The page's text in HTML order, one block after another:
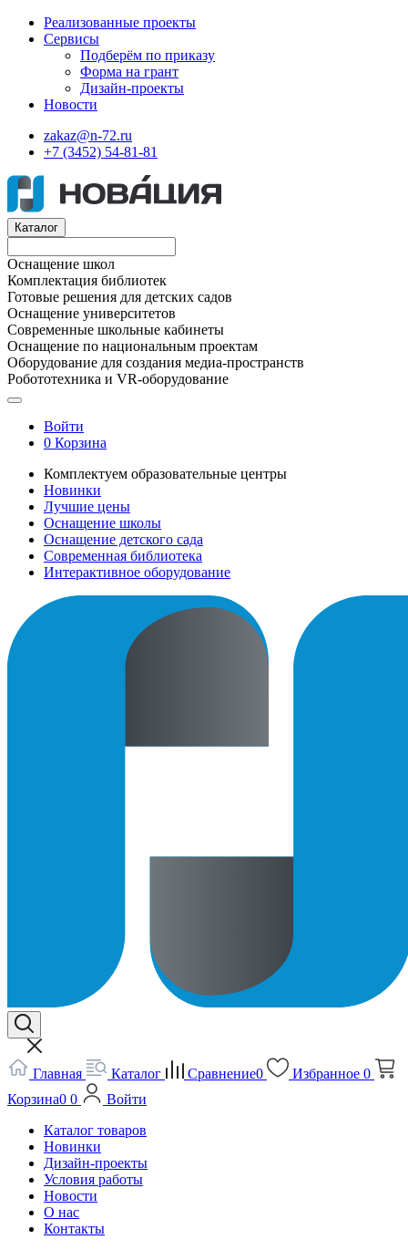
Реализованные проекты
Сервисы
Подберём по приказу
Форма на грант
Дизайн-проекты
Новости
zakaz@n-72.ru
+7 (3452) 54-81-81
Каталог
Оснащение школ
Комплектация библиотек
Готовые решения для детских садов
Оснащение университетов
Современные школьные кабинеты
Оснащение по национальным проектам
Оборудование для создания медиа-пространств
Робототехника и VR-оборудование
Войти
0 Корзина
Комплектуем образовательные центры
Новинки
Лучшие цены
Оснащение школы
Оснащение детского сада
Современная библиотека
Интерактивное оборудование
Главная Каталог Сравнение0 Избранное 0
Корзина0 0
Войти
Каталог товаров
Новинки
Дизайн-проекты
Условия работы
Новости
О нас
Контакты